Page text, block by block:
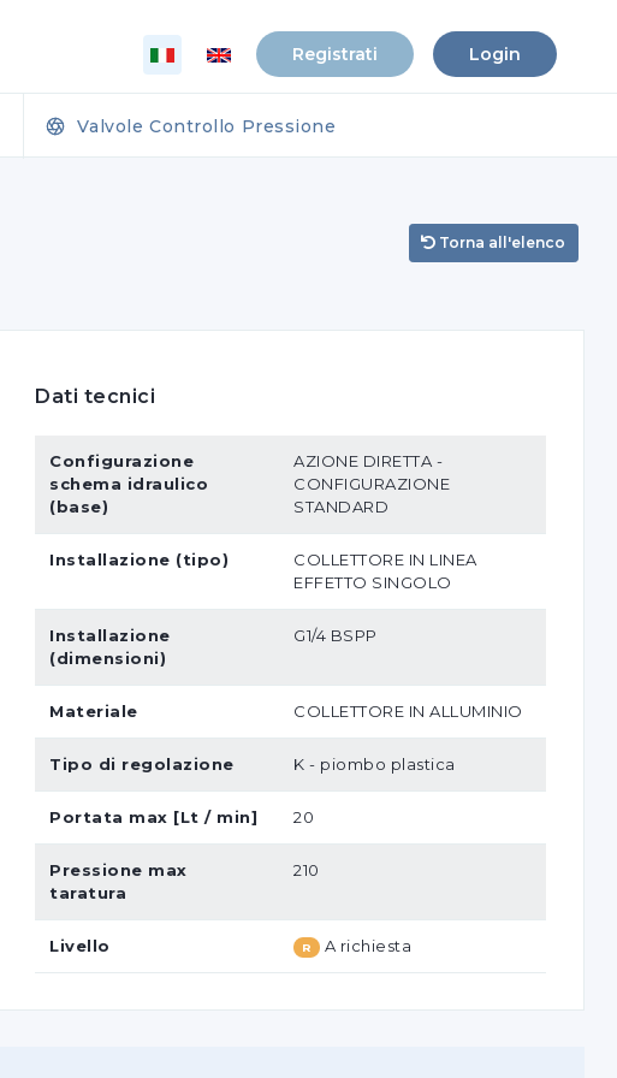
Registrati Login
Valvole Controllo Pressione
Torna all'elenco
Dati tecnici
Configurazione
schema idraulico
(base)
AZIONE DIRETTA -
CONFIGURAZIONE
STANDARD
Installazione (tipo)
COLLETTORE IN LINEA
EFFETTO SINGOLO
Installazione
(dimensioni)
G1/4 BSPP
Materiale COLLETTORE IN ALLUMINIO
Tipo di regolazione K - piombo plastica
Portata max [Lt / min] 20
Pressione max
taratura
210
Livello R A richiesta